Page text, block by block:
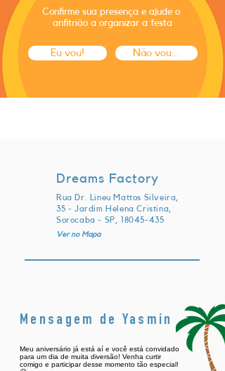
Confirme sua presença e ajude o
anfitrião a organizar a festa
Eu vou! Não vou...
Dreams Factory
Rua Dr. Lineu Mattos Silveira,
35 - Jardim Helena Cristina,
Sorocaba - SP, 18045-435
Ver no Mapa
Mensagem de Yasmin
Meu aniversário já está aí e você está convidado
para um dia de muita diversão! Venha curtir
comigo e participar desse momento tão especial!